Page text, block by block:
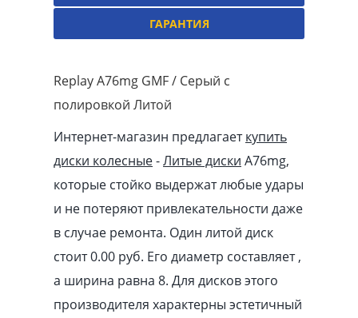
ГАРАНТИЯ
Replay A76mg GMF / Серый с
полировкой Литой
Интернет-магазин предлагаеткупить
диски колесные-Литые диски A76mg,
которые стойко выдержат любые удары
и не потеряют привлекательности даже
в случае ремонта. Один литой диск
стоит 0.00 pуб. Его диаметр составляет ,
а ширина равна 8. Для дисков этого
производителя характерны эстетичный